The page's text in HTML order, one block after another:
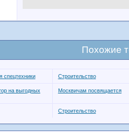
Похожие
спецтехники Строительство
на выгодных
Москвичам посвящается
Строительство